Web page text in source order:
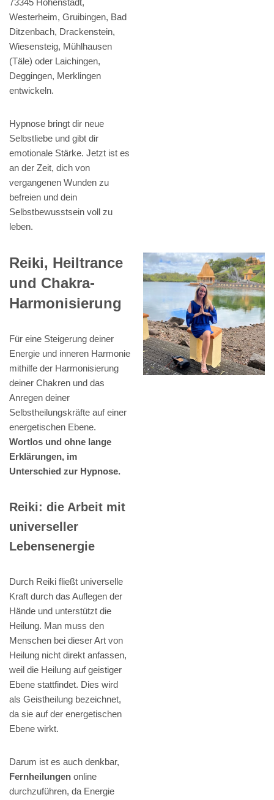
73345 Hohenstadt,
Westerheim, Gruibingen, Bad
Ditzenbach, Drackenstein,
Wiesensteig, Mühlhausen
(Täle) oder Laichingen,
Deggingen, Merklingen
entwickeln.
Hypnose bringt dir neue
Selbstliebe und gibt dir
emotionale Stärke. Jetzt ist es
an der Zeit, dich von
vergangenen Wunden zu
befreien und dein
Selbstbewusstsein voll zu
leben.
Reiki, Heiltrance
und Chakra-
Harmonisierung
Für eine Steigerung deiner
Energie und inneren Harmonie
mithilfe der Harmonisierung
deiner Chakren und das
Anregen deiner
Selbstheilungskräfte auf einer
energetischen Ebene.
Wortlos und ohne lange
Erklärungen, im
Unterschied zur Hypnose.
Reiki: die Arbeit mit
universeller
Lebensenergie
Durch Reiki fließt universelle
Kraft durch das Auflegen der
Hände und unterstützt die
Heilung. Man muss den
Menschen bei dieser Art von
Heilung nicht direkt anfassen,
weil die Heilung auf geistiger
Ebene stattfindet. Dies wird
als Geistheilung bezeichnet,
da sie auf der energetischen
Ebene wirkt.
Darum ist es auch denkbar,
Fernheilungen online
durchzuführen, da Energie